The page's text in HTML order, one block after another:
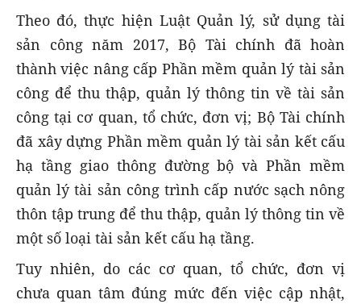
Theo đó, thực hiện Luật Quản lý, sử dụng tài
sản công năm 2017, Bộ Tài chính đã hoàn
thành việc nâng cấp Phần mềm quản lý tài sản
công để thu thập, quản lý thông tin về tài sản
công tại cơ quan, tổ chức, đơn vị; Bộ Tài chính
đã xây dựng Phần mềm quản lý tài sản kết cấu
hạ tầng giao thông đường bộ và Phần mềm
quản lý tài sản công trình cấp nước sạch nông
thôn tập trung để thu thập, quản lý thông tin về
một số loại tài sản kết cấu hạ tầng.
Tuy nhiên, do các cơ quan, tổ chức, đơn vị
chưa quan tâm đúng mức đến việc cập nhật,